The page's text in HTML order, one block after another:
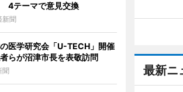
最新ニ
4テーマで意見交換
新聞
医学研究会「U-TECH」開催
らが沼津市長を表敬訪問
聞